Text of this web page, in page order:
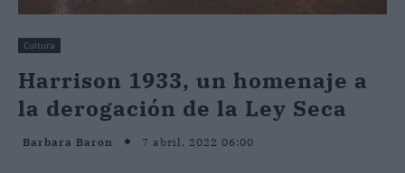
Cultura
Harrison 1933, un homenaje a
la derogación de la Ley Seca
Barbara Baron 7 abril, 2022 06:00